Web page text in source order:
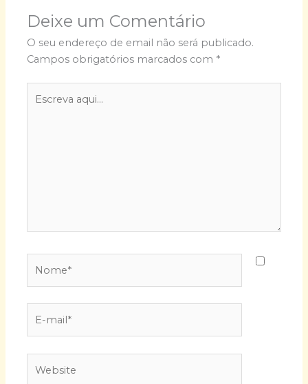
Deixe um Comentário
O seu endereço de email não será publicado.
Campos obrigatórios marcados com *
aqui...